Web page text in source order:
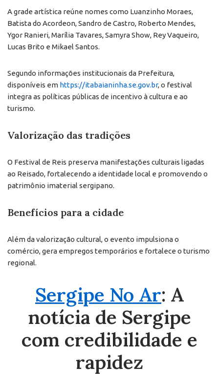
A grade artística reúne nomes como Luanzinho Moraes,
Batista do Acordeon, Sandro de Castro, Roberto Mendes,
Ygor Ranieri, Marília Tavares, Samyra Show, Rey Vaqueiro,
Lucas Brito e Mikael Santos.
Segundo informações institucionais da Prefeitura,
disponíveis em https://itabaianinha.se.gov.br, o festival
integra as políticas públicas de incentivo à cultura e ao
turismo.
Valorização das tradições
O Festival de Reis preserva manifestações culturais ligadas
ao Reisado, fortalecendo a identidade local e promovendo o
patrimônio imaterial sergipano.
Benefícios para a cidade
Além da valorização cultural, o evento impulsiona o
comércio, gera empregos temporários e fortalece o turismo
regional.
Sergipe No Ar: A
notícia de Sergipe
com credibilidade e
rapidez